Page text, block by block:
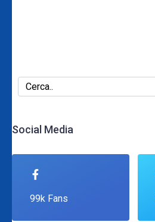
Social Media
99k Fans